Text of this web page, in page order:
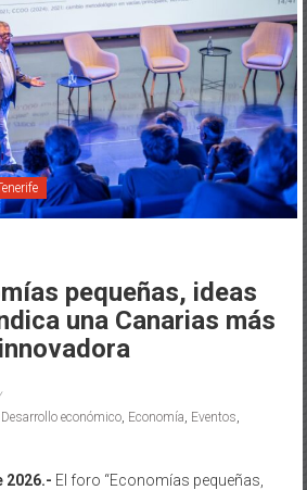
pequeñas, ideas
una Canarias más
Desarrollo económico, Economía Eventos
2026.- El foro “Economías pequeñas,